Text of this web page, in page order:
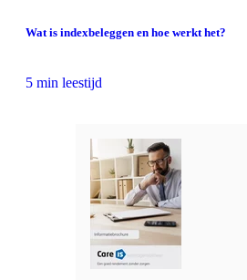
Wat is indexbeleggen en hoe werkt het?
5 min leestijd